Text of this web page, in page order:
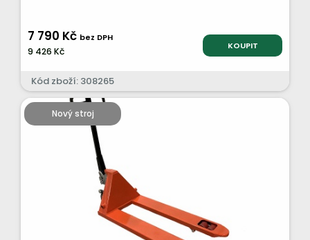
7 790 Kč bez DPH
9 426 Kč KOUPIT
Kód zboží: 308265
Nový stroj